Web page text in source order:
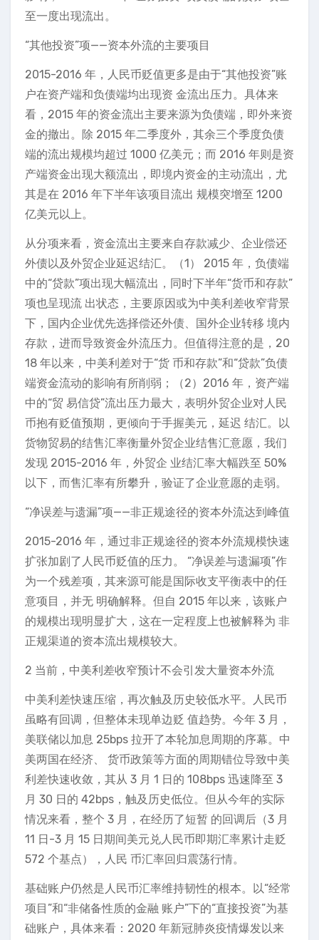
至一度出现流出。
“其他投资”项——资本外流的主要项目
2015-2016 年，人民币贬值更多是由于“其他投资”账
户在资产端和负债端均出现资 金流出压力。具体来
看，2015 年的资金流出主要来源为负债端，即外来资
金的撤出。除 2015 年二季度外，其余三个季度负债
端的流出规模均超过 1000 亿美元；而 2016 年则是资
产端资金出现大额流出，即境内资金的主动流出，尤
其是在 2016 年下半年该项目流出 规模突增至 1200
亿美元以上。
从分项来看，资金流出主要来自存款减少、企业偿还
外债以及外贸企业延迟结汇。（1） 2015 年，负债端
中的“贷款”项出现大幅流出，同时下半年“货币和存款”
项也呈现流 出状态，主要原因或为中美利差收窄背景
下，国内企业优先选择偿还外债、国外企业转移 境内
存款，进而导致资金外流压力。但值得注意的是，20
18 年以来，中美利差对于“货 币和存款”和“贷款”负债
端资金流动的影响有所削弱；（2）2016 年，资产端
中的“贸 易信贷”流出压力最大，表明外贸企业对人民
币抱有贬值预期，更倾向于手握美元，延迟 结汇。以
货物贸易的结售汇率衡量外贸企业结售汇意愿，我们
发现 2015-2016 年，外贸企 业结汇率大幅跌至 50%
以下，而售汇率有所攀升，验证了企业意愿的走弱。
“净误差与遗漏”项——非正规途径的资本外流达到峰值
2015-2016 年，通过非正规途径的资本外流规模快速
扩张加剧了人民币贬值的压力。 “净误差与遗漏项”作
为一个残差项，其来源可能是国际收支平衡表中的任
意项目，并无 明确解释。但自 2015 年以来，该账户
的规模出现明显扩大，这在一定程度上也被解释为 非
正规渠道的资本流出规模较大。
2 当前，中美利差收窄预计不会引发大量资本外流
中美利差快速压缩，再次触及历史较低水平。人民币
虽略有回调，但整体未现单边贬 值趋势。今年 3 月，
美联储以加息 25bps 拉开了本轮加息周期的序幕。中
美两国在经济、 货币政策等方面的周期错位导致中美
利差快速收敛，其从 3 月 1 日的 108bps 迅速降至 3
月 30 日的 42bps，触及历史低位。但从今年的实际
情况来看，整个 3 月，在经历了短暂 的回调后（3 月
11 日-3 月 15 日期间美元兑人民币即期汇率累计走贬
572 个基点），人民 币汇率回归震荡行情。
基础账户仍然是人民币汇率维持韧性的根本。以“经常
项目”和“非储备性质的金融 账户”下的“直接投资”为基
础账户，具体来看：2020 年新冠肺炎疫情爆发以来